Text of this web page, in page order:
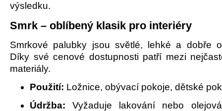
výsledku.
Smrk – oblíbený klasik pro interiéry
Smrkové palubky jsou světlé, lehké a dobře
Díky své cenové dostupnosti patří mezi
materiály.
Použití: Ložnice, obývací pokoje, dětské
Údržba: Vyžaduje lakování nebo